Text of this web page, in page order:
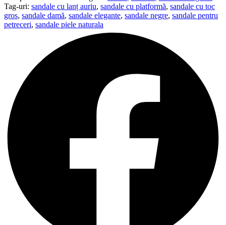
Tag-uri: sandale cu lanț auriu, sandale cu platformă, sandale cu toc
gros, sandale damă, sandale elegante, sandale negre, sandale pentru
petreceri, sandale piele naturala